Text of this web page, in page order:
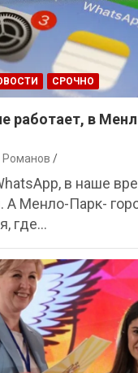
СРОЧНО
работает, в
Романов
в наше
А Менло-Парк-
где…